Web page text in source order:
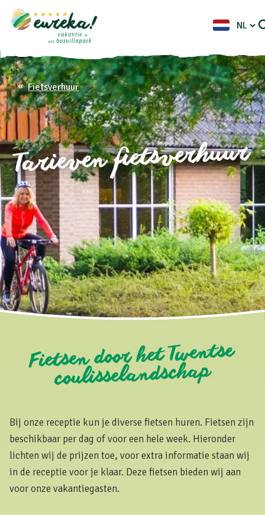
Tarieven fietsverhuur
Fietsverhuur
Fietsen door het Twentse
coulisselandschap
Bij onze receptie kun je diverse fietsen huren. Fietsen zijn
beschikbaar per dag of voor een hele week. Hieronder
lichten wij de prijzen toe, voor extra informatie staan wij
in de receptie voor je klaar. Deze fietsen bieden wij aan
voor onze vakantiegasten.